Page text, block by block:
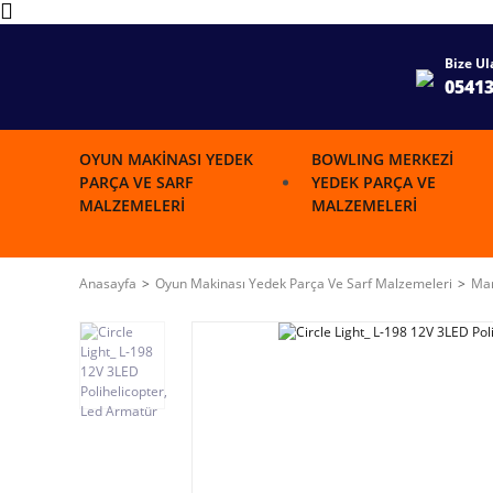
Bize
OYUN MAKINASI YEDEK
PARÇA VE SARF
MALZEMELERI
BOWLING MERKEZI
YEDEK PARÇA VE
MALZEMELERI
Anasayfa Oyun Makinası Yedek Parça Ve Sarf Malzemeleri